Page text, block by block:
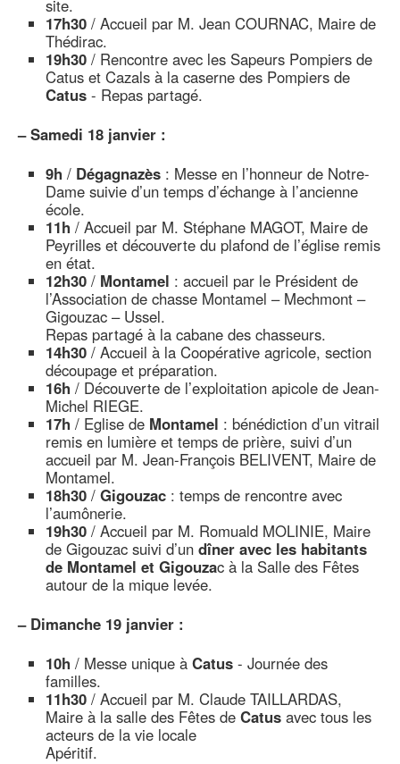
site.
17h30 / Accueil par M. Jean COURNAC, Maire de
Thédirac.
19h30 / Rencontre avec les Sapeurs Pompiers de
Catus et Cazals à la caserne des Pompiers de
Catus - Repas partagé.
– Samedi 18 janvier :
9h / Dégagnazès : Messe en l’honneur de Notre-
Dame suivie d’un temps d’échange à l’ancienne
école.
11h / Accueil par M. Stéphane MAGOT, Maire de
Peyrilles et découverte du plafond de l’église remis
en état.
12h30 / Montamel : accueil par le Président de
l’Association de chasse Montamel – Mechmont –
Gigouzac – Ussel.
Repas partagé à la cabane des chasseurs.
14h30 / Accueil à la Coopérative agricole, section
découpage et préparation.
16h / Découverte de l’exploitation apicole de Jean-
Michel RIEGE.
17h / Eglise de Montamel : bénédiction d’un vitrail
remis en lumière et temps de prière, suivi d’un
accueil par M. Jean-François BELIVENT, Maire de
Montamel.
18h30 / Gigouzac : temps de rencontre avec
l’aumônerie.
19h30 / Accueil par M. Romuald MOLINIE, Maire
de Gigouzac suivi d’un dîner avec les habitants
de Montamel et Gigouzac à la Salle des Fêtes
autour de la mique levée.
– Dimanche 19 janvier :
10h / Messe unique à Catus - Journée des
familles.
11h30 / Accueil par M. Claude TAILLARDAS,
Maire à la salle des Fêtes de Catus avec tous les
acteurs de la vie locale
Apéritif.